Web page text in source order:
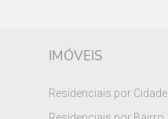
IMÓVEIS
Residenciais por Cidade